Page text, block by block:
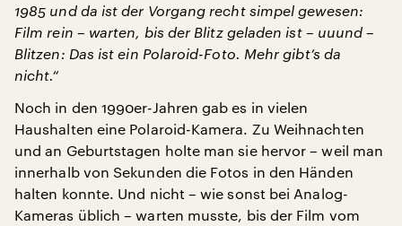
1985 und da ist der Vorgang recht simpel gewesen:
Film rein – warten, bis der Blitz geladen ist – uuund –
Blitzen: Das ist ein Polaroid-Foto. Mehr gibt’s da
nicht.“
Noch in den 1990er-Jahren gab es in vielen
Haushalten eine Polaroid-Kamera. Zu Weihnachten
und an Geburtstagen holte man sie hervor – weil man
innerhalb von Sekunden die Fotos in den Händen
halten konnte. Und nicht – wie sonst bei Analog-
Kameras üblich – warten musste, bis der Film vom